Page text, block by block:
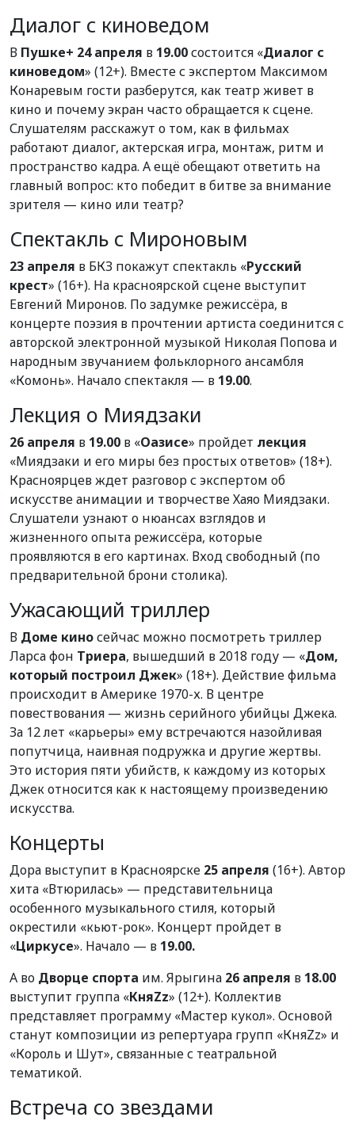
Диалог с киноведом
В Пушке+ 24 апреля в 19.00состоится «Диалог с
киноведом» (12+). Вместе с экспертом Максимом
Конаревым гости разберутся, как театр живет в
кино и почему экран часто обращается к сцене.
Слушателям расскажут о том, как в фильмах
работают диалог, актерская игра, монтаж, ритм и
пространство кадра. А ещё обещают ответить на
главный вопрос: кто победит в битве за внимание
зрителя — кино или театр?
Спектакль с Мироновым
23 апреля в БКЗ покажут спектакль «Русский
крест» (16+). На красноярской сцене выступит
Евгений Миронов. По задумке режиссёра, в
концерте поэзия в прочтении артиста соединится с
авторской электронной музыкой Николая Попова и
народным звучанием фольклорного ансамбля
«Комонь». Начало спектакля — в 19.00.
Лекция о Миядзаки
26 апреля в 19.00 в «Оазисе» пройдет лекция
«Миядзаки и его миры без простых ответов» (18+).
Красноярцев ждет разговор с экспертом об
искусстве анимации и творчестве Хаяо Миядзаки.
Слушатели узнают о нюансах взглядов и
жизненного опыта режиссёра, которые
проявляются в его картинах. Вход свободный (по
предварительной брони столика).
Ужасающий триллер
В Доме киносейчас можно посмотреть триллер
Ларса фон Триера, вышедший в 2018 году — «Дом,
который построил Джек» (18+). Действие фильма
происходит в Америке 1970-х. В центре
повествования — жизнь серийного убийцы Джека.
За 12 лет «карьеры» ему встречаются назойливая
попутчица, наивная подружка и другие жертвы.
Это история пяти убийств, к каждому из которых
Джек относится как к настоящему произведению
искусства.
Концерты
Дора выступит в Красноярске 25 апреля (16+). Автор
хита «Втюрилась» — представительница
особенного музыкального стиля, который
окрестили «кьют-рок». Концерт пройдет в
«Циркусе». Начало — в 19.00.
А во Дворце спорта им. Ярыгина 26 апреля в 18.00
выступит группа «КняZz» (12+). Коллектив
представляет программу «Мастер кукол». Основой
станут композиции из репертуара групп «КняZz» и
«Король и Шут», связанные с театральной
тематикой.
Встреча со звездами